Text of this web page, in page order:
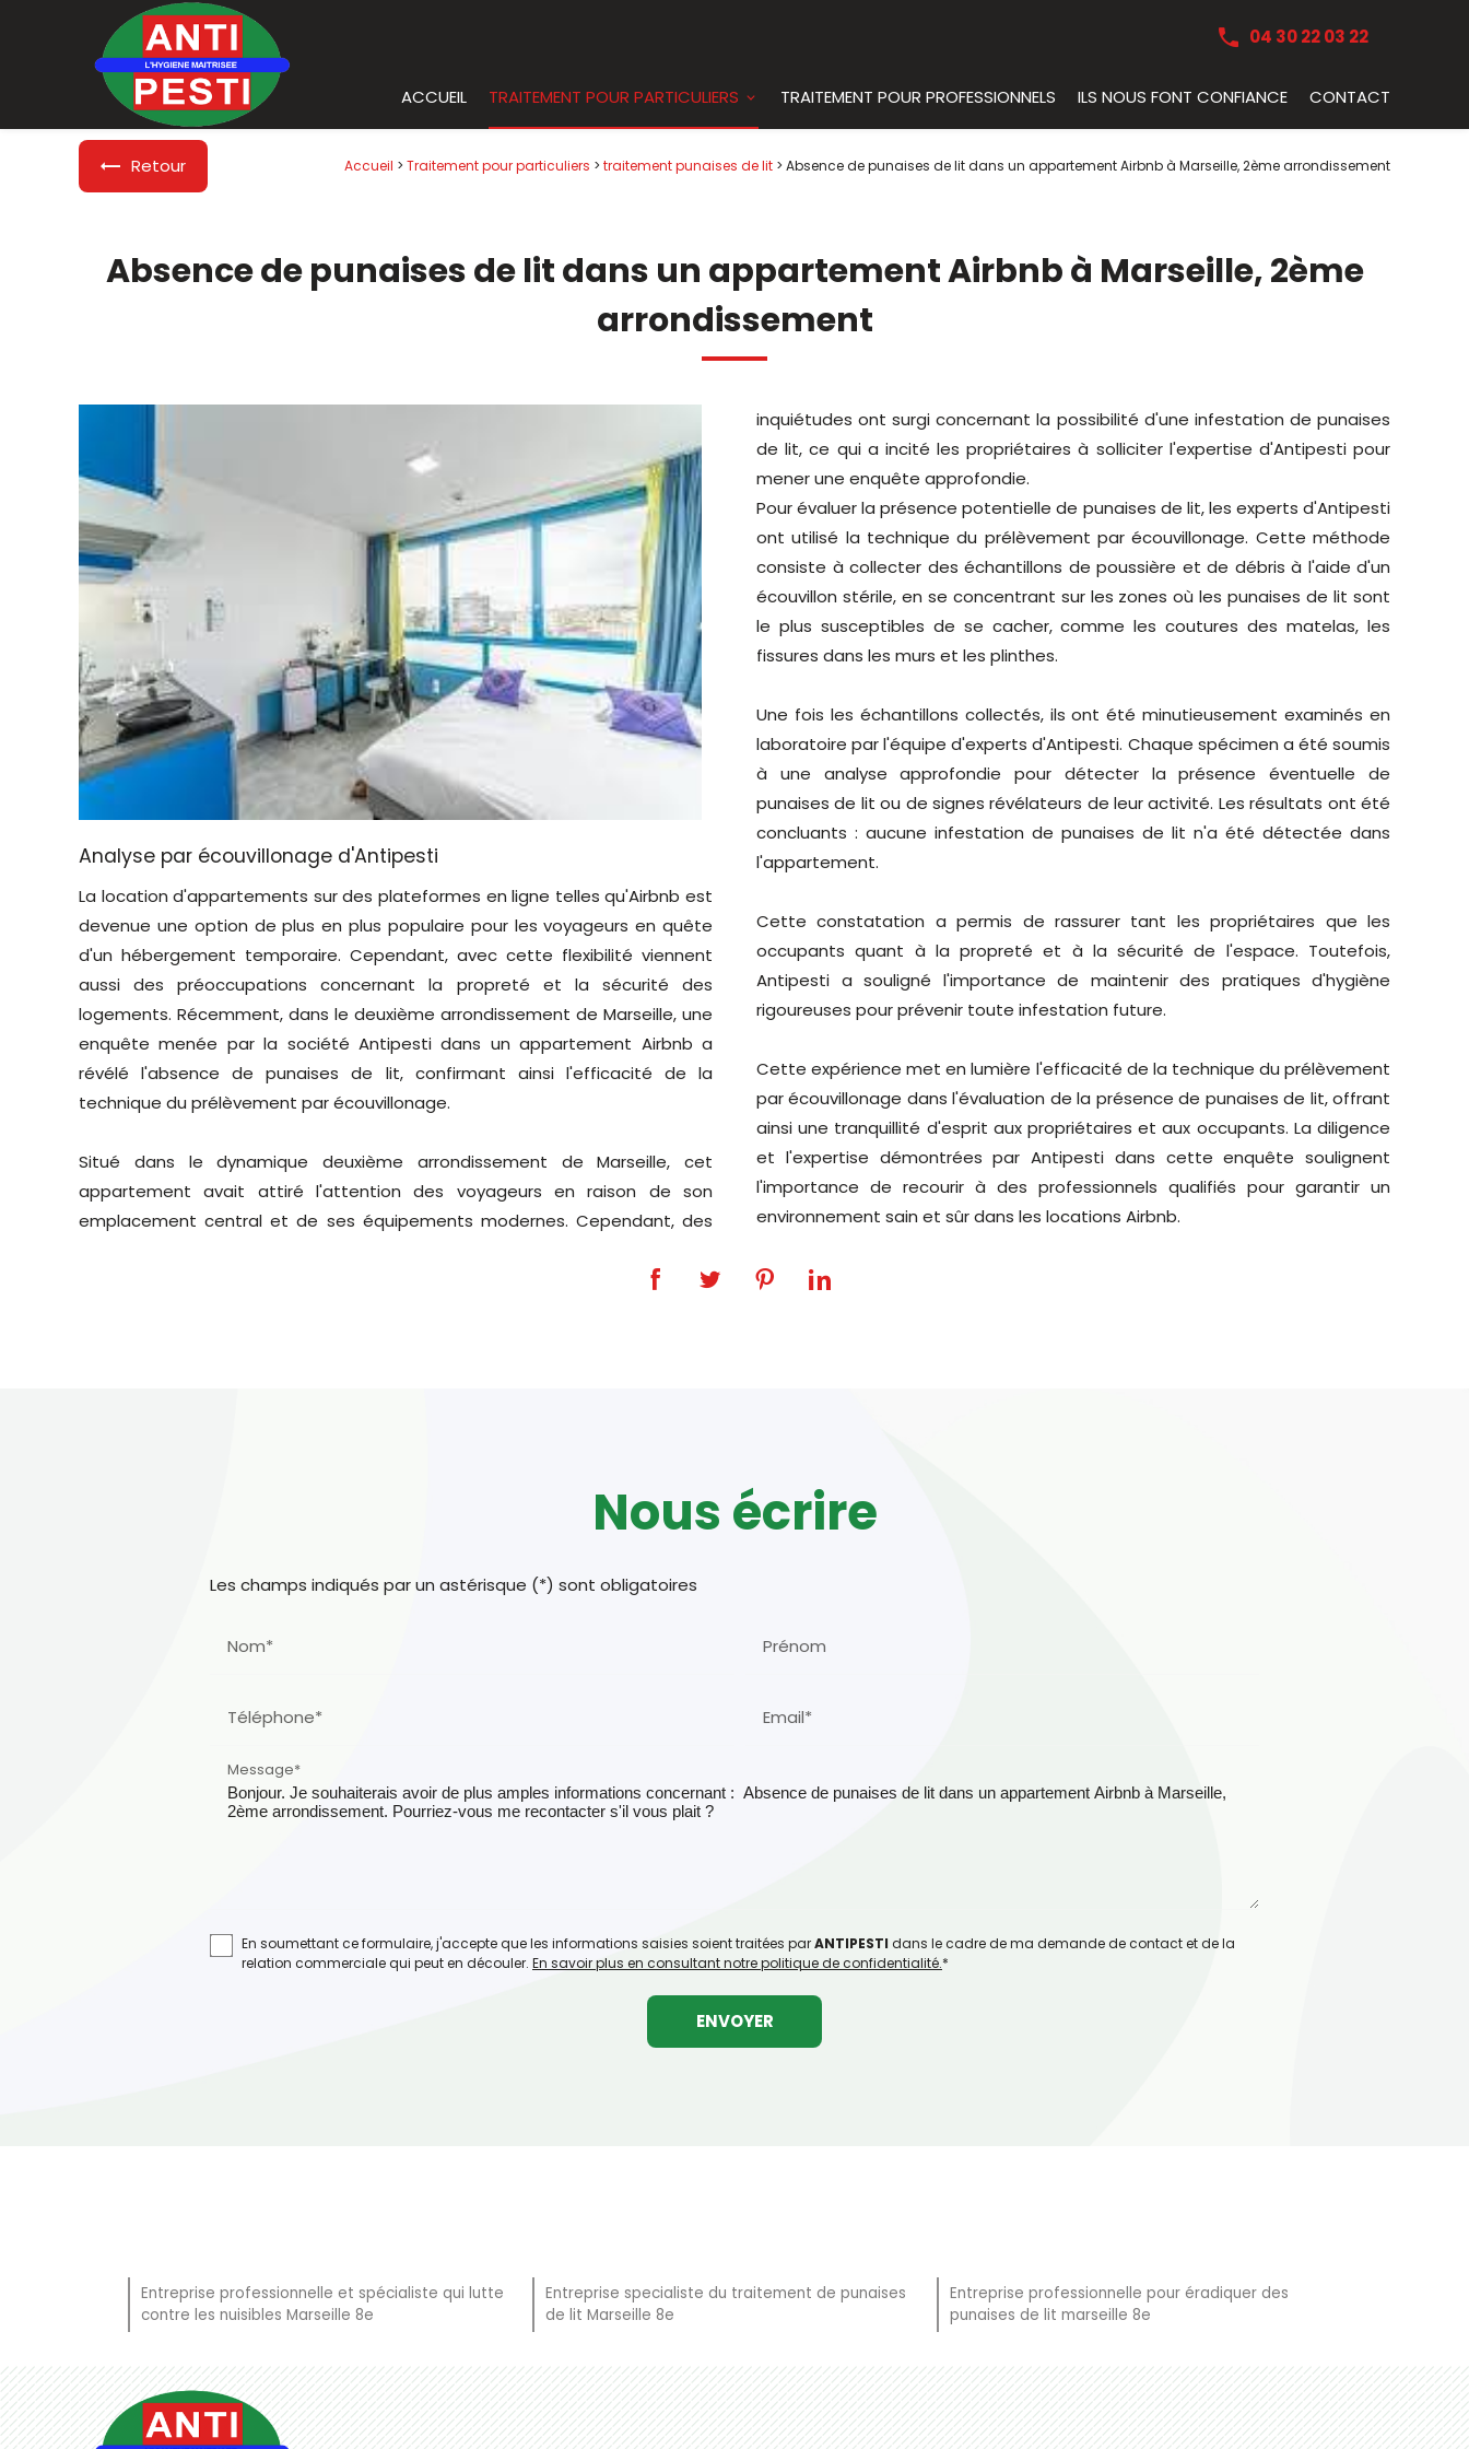
04 30 22 03 22
ACCUEIL TRAITEMENT POUR PARTICULIERS TRAITEMENT POUR PROFESSIONNELS ILS NOUS FONT CONFIANCE CONTACT
Accueil > Traitement pour particuliers > traitement punaises de lit > Absence de punaises de lit dans un appartement Airbnb à Marseille, 2ème arrondissement
Retour
Absence de punaises de lit dans un appartement Airbnb à Marseille, 2ème
arrondissement
Analyse par écouvillonage d'Antipesti
La location d'appartements sur des plateformes en ligne telles qu'Airbnb est
devenue une option de plus en plus populaire pour les voyageurs en quête
d'un hébergement temporaire. Cependant, avec cette flexibilité viennent
aussi des préoccupations concernant la propreté et la sécurité des
logements. Récemment, dans le deuxième arrondissement de Marseille, une
enquête menée par la société Antipesti dans un appartement Airbnb a
révélé l'absence de punaises de lit, confirmant ainsi l'efficacité de la
technique du prélèvement par écouvillonage.
Situé dans le dynamique deuxième arrondissement de Marseille, cet
appartement avait attiré l'attention des voyageurs en raison de son
emplacement central et de ses équipements modernes. Cependant, des
inquiétudes ont surgi concernant la possibilité d'une infestation de punaises
de lit, ce qui a incité les propriétaires à solliciter l'expertise d'Antipesti pour
mener une enquête approfondie.
Pour évaluer la présence potentielle de punaises de lit, les experts d'Antipesti
ont utilisé la technique du prélèvement par écouvillonage. Cette méthode
consiste à collecter des échantillons de poussière et de débris à l'aide d'un
écouvillon stérile, en se concentrant sur les zones où les punaises de lit sont
le plus susceptibles de se cacher, comme les coutures des matelas, les
fissures dans les murs et les plinthes.
Une fois les échantillons collectés, ils ont été minutieusement examinés en
laboratoire par l'équipe d'experts d'Antipesti. Chaque spécimen a été soumis
à une analyse approfondie pour détecter la présence éventuelle de
punaises de lit ou de signes révélateurs de leur activité. Les résultats ont été
concluants : aucune infestation de punaises de lit n'a été détectée dans
l'appartement.
Cette constatation a permis de rassurer tant les propriétaires que les
occupants quant à la propreté et à la sécurité de l'espace. Toutefois,
Antipesti a souligné l'importance de maintenir des pratiques d'hygiène
rigoureuses pour prévenir toute infestation future.
Cette expérience met en lumière l'efficacité de la technique du prélèvement
par écouvillonage dans l'évaluation de la présence de punaises de lit, offrant
ainsi une tranquillité d'esprit aux propriétaires et aux occupants. La diligence
et l'expertise démontrées par Antipesti dans cette enquête soulignent
l'importance de recourir à des professionnels qualifiés pour garantir un
environnement sain et sûr dans les locations Airbnb.
Nous écrire
Les champs indiqués par un astérisque (*) sont obligatoires
Nom* Prénom
Téléphone* Email*
Message*
En soumettant ce formulaire, j'accepte que les informations saisies soient traitées parANTIPESTI dans le cadre de ma demande de contact et de la
relation commerciale qui peut en découler. En savoir plus en consultant notre politique de confidentialité.*
Entreprise professionnelle et spécialiste qui lutte
contre les nuisibles Marseille 8e
Entreprise specialiste du traitement de punaises
de lit Marseille 8e
Entreprise professionnelle pour éradiquer des
punaises de lit marseille 8e
Panneau de gestion des cookies